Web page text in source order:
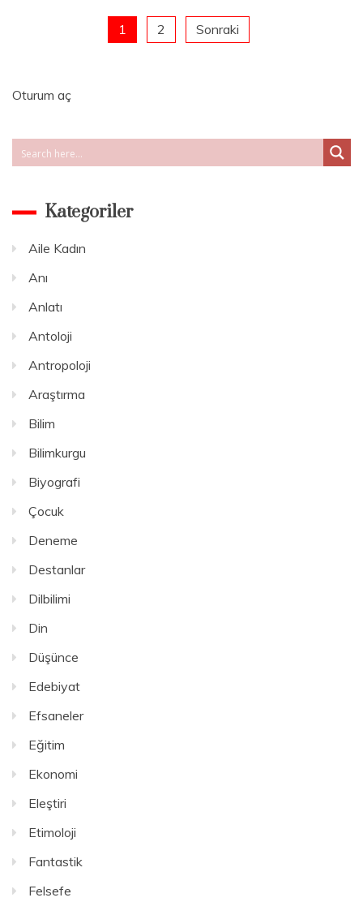
gezinmesi
1 2 Sonraki
Oturum aç
Kategoriler
Aile Kadın
Anı
Anlatı
Antoloji
Antropoloji
Araştırma
Bilim
Bilimkurgu
Biyografi
Çocuk
Deneme
Destanlar
Dilbilimi
Din
Düşünce
Edebiyat
Efsaneler
Eğitim
Ekonomi
Eleştiri
Etimoloji
Fantastik
Felsefe